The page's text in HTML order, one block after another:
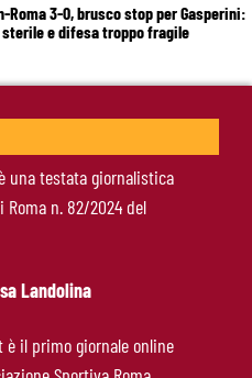
Roma 3-0, brusco stop per Gasperini:
e difesa troppo fragile
sorprende tutti: “Il mio idolo era
arrivo oggi: il passaporto può
un altro colpo
una testata giornalistica
n. 82/2024 del
Landolina
è il primo giornale online